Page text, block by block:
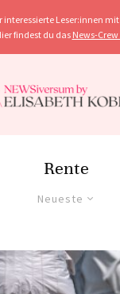
interessierte Leser:innen
findest du das News-Crew
Rente
Neueste